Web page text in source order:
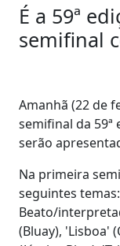
É a 59ª
semifinal
Amanhã (22 de
semifinal da 59ª
serão
Na primeira
seguintes
Beato/
(Bluay), 'Lisboa'